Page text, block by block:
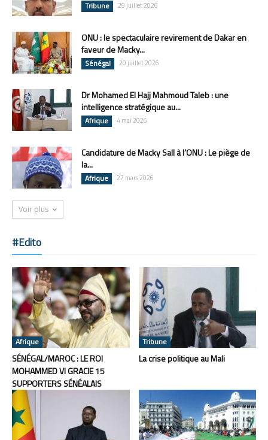
Tribune 29 juillet 2026
ONU : le spectaculaire revirement de Dakar en
faveur de Macky...
Sénégal 20 juillet 2026
Dr Mohamed El Hajj Mahmoud Taleb : une
intelligence stratégique au...
Afrique 4 mai 2026
Candidature de Macky Sall à l’ONU : Le piège de
la...
Afrique 27 mars 2026
Voir plus
#Edito
Afrique
SÉNÉGAL/MAROC : LE ROI
MOHAMMED VI GRACIE 15
SUPPORTERS SÉNÉALAIS
Tribune
La crise politique au Mali